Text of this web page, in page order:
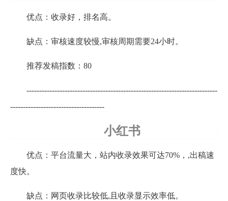
优点：收录好，排名高。
缺点：审核速度较慢,审核周期需要24小时。
推荐发稿指数：80
---------------------------------------------------------------------------
-------------------------------------
小红书
优点：平台流量大，站内收录效果可达70%，,出稿速
度快。
缺点：网页收录比较低,且收录显示效率低。